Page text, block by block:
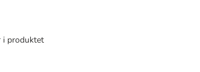
i produktet